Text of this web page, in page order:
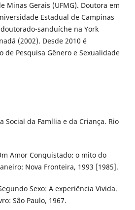
Minas Gerais (UFMG). Doutora em
Estadual de Campinas
sanduíche na York
(2002). Desde 2010 é
de Pesquisa Gênero e Sexualidade
Social da Família e da Criança. Rio
Amor Conquistado: o mito do
Nova Fronteira, 1993 [1985].
Sexo: A experiência Vivida.
São Paulo, 1967.